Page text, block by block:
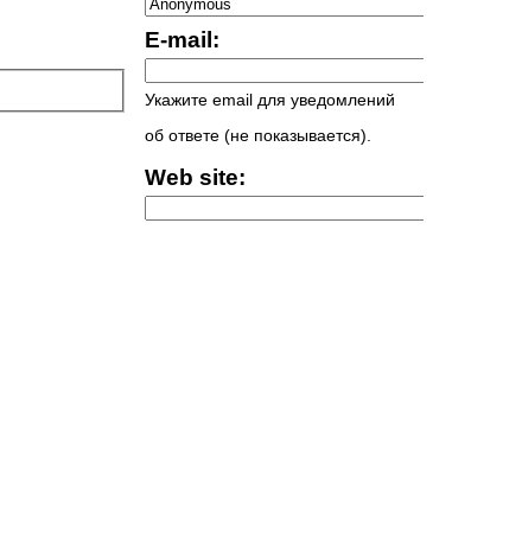
E-mail:
Укажите email для уведомлений
об ответе (не показывается).
Web site: